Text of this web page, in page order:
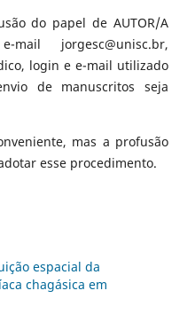
do papel de AUTOR/A
jorgesc@unisc.br,
login e e-mail utilizado
de manuscritos seja
mas a profusão
esse procedimento.
espacial da
chagásica em